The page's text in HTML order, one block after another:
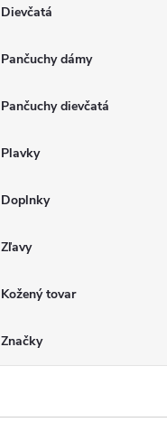
Dievčatá
Pančuchy dámy
Pančuchy dievčatá
Plavky
Doplnky
Zľavy
Kožený tovar
Značky